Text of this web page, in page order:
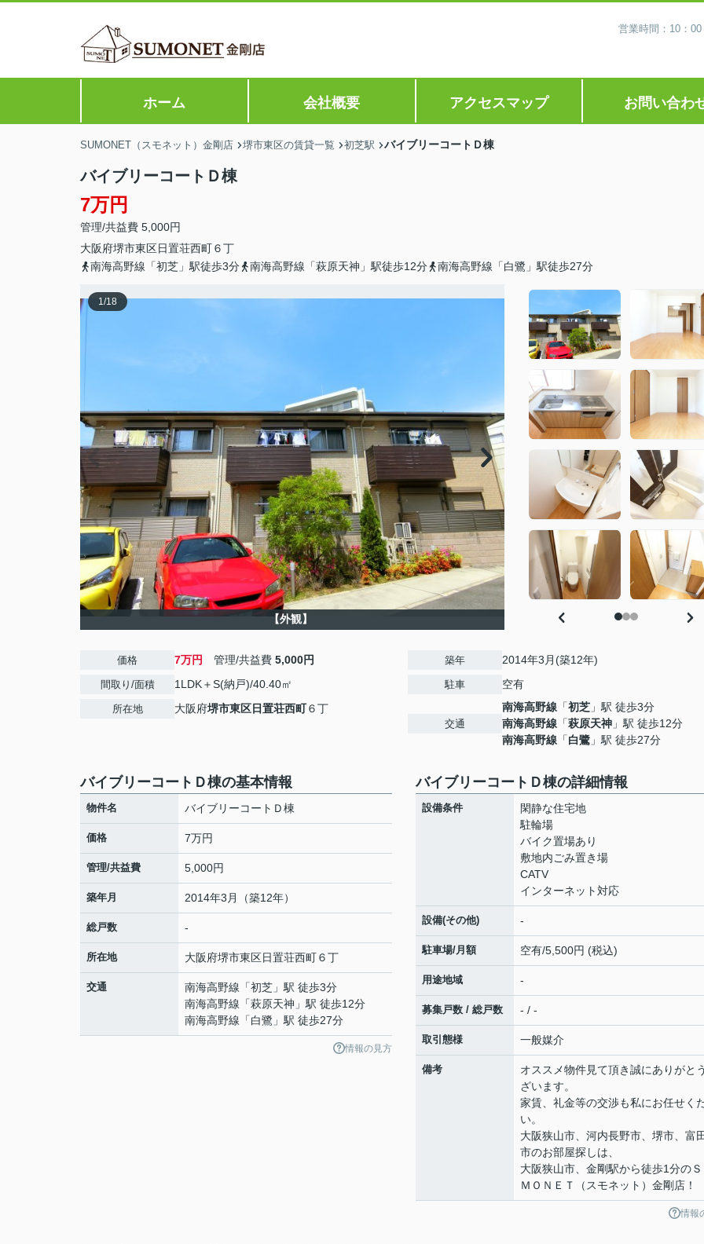
営業時間：10：
ホーム 会社概要 アクセスマップ お問い合わ
SUMONET（スモネット）金剛店 堺市東区の賃貸一覧 初芝駅 バイブリーコートＤ棟
バイブリーコートＤ棟
7万円
管理/共益費 5,000円
大阪府堺市東区日置荘西町６丁
南海高野線「初芝」駅徒歩3分
南海高野線「萩原天神」駅徒歩12分 南海高野線「白鷺」駅徒歩27分
1/18
【外観】
価格 7万円 管理/共益費 5,000円
間取り/面積 1LDK＋S(納戸)/40.40㎡
所在地 大阪府堺市東区日置荘西町６丁
築年 2014年3月(築12年)
駐車 空有
交通
南海高野線 「初芝 」駅 徒歩3分
南海高野線 「萩原天神 」駅 徒歩12分
南海高野線 「白鷺 」駅 徒歩27分
バイブリーコートＤ棟の基本情報
物件名 バイブリーコートＤ棟
価格 7万円
管理/共益費 5,000円
築年月 2014年3月（築12年）
総戸数 -
所在地 大阪府堺市東区日置荘西町６丁
交通 南海高野線 「初芝 」駅 徒歩3分
南海高野線 「萩原天神 」駅 徒歩12分
南海高野線 「白鷺 」駅 徒歩27分
情報の見方
バイブリーコートＤ棟の詳細情報
設備条件
閑静な住宅地
駐輪場
バイク置場あり
敷地内ごみ置き場
CATV
インターネット対応
設備(その他) -
駐車場/月額 空有/5,500円 (税込)
用途地域 -
募集戸数 / 総戸数 - / -
取引態様 一般媒介
備考
オススメ物件見て頂き誠にありがと
ざいます。
家賃、礼金等の交渉も私にお任せく
い。
大阪狭山市、河内長野市、堺市、富
市のお部屋探しは、
大阪狭山市、金剛駅から徒歩1分の
ＭＯＮＥＴ（スモネット）金剛店！
情報